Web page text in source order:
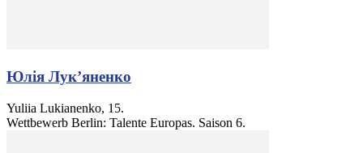
Юлія Лук’яненко
Yuliia Lukianenko, 15.
Wettbewerb Berlin: Talente Europas. Saison 6.